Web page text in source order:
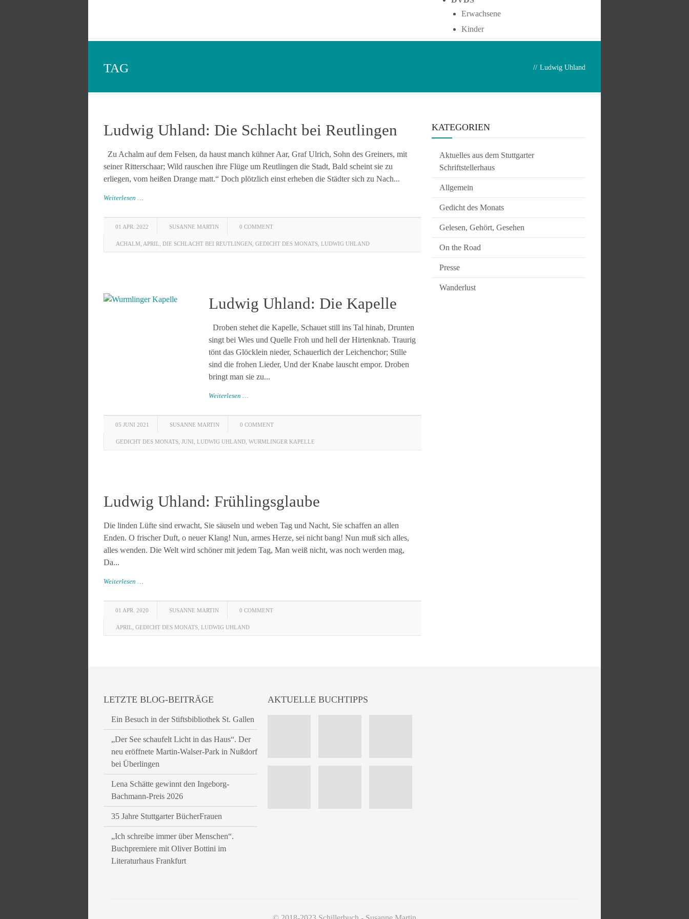
Erwachsene
Kinder
TAG // Ludwig Uhland
Ludwig Uhland: Die Schlacht bei Reutlingen
Zu Achalm auf dem Felsen, da haust manch kühner Aar, Graf Ulrich, Sohn des Greiners, mit
seiner Ritterschaar; Wild rauschen ihre Flüge um Reutlingen die Stadt, Bald scheint sie zu
erliegen, vom heißen Drange matt.“ Doch plötzlich einst erheben die Städter sich zu Nach...
Weiterlesen …
01 APR. 2022 SUSANNE MARTIN 0 COMMENT
ACHALM APRIL DIE SCHLACHT BEI REUTLINGEN GEDICHT DES MONATS LUDWIG UHLAND
Ludwig Uhland: Die Kapelle
Droben stehet die Kapelle, Schauet still ins Tal hinab, Drunten
singt bei Wies und Quelle Froh und hell der Hirtenknab. Traurig
tönt das Glöcklein nieder, Schauerlich der Leichenchor; Stille
sind die frohen Lieder, Und der Knabe lauscht empor. Droben
bringt man sie zu...
Weiterlesen …
05 JUNI 2021 SUSANNE MARTIN 0 COMMENT
GEDICHT DES MONATS JUNI LUDWIG UHLAND WURMLINGER KAPELLE
Ludwig Uhland: Frühlingsglaube
Die linden Lüfte sind erwacht, Sie säuseln und weben Tag und Nacht, Sie schaffen an allen
Enden. O frischer Duft, o neuer Klang! Nun, armes Herze, sei nicht bang! Nun muß sich alles,
alles wenden. Die Welt wird schöner mit jedem Tag, Man weiß nicht, was noch werden mag,
Da...
Weiterlesen …
01 APR. 2020 SUSANNE MARTIN 0 COMMENT
APRIL GEDICHT DES MONATS LUDWIG UHLAND
KATEGORIEN
Aktuelles aus dem Stuttgarter
Schriftstellerhaus
Allgemein
Gedicht des Monats
Gelesen, Gehört, Gesehen
On the Road
Presse
Wanderlust
LETZTE BLOG-BEITRÄGE
Ein Besuch in der Stiftsbibliothek St. Gallen
„Der See schaufelt Licht in das Haus“. Der
neu eröffnete Martin-Walser-Park in Nußdorf
bei Überlingen
Lena Schätte gewinnt den Ingeborg-
Bachmann-Preis 2026
35 Jahre Stuttgarter BücherFrauen
„Ich schreibe immer über Menschen“.
Buchpremiere mit Oliver Bottini im
Literaturhaus Frankfurt
AKTUELLE BUCHTIPPS